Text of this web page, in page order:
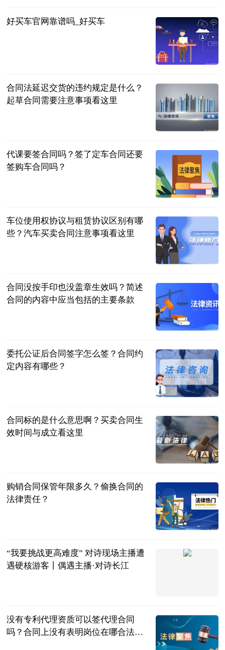
好买车官网靠谱吗_好买车
合同法延迟交货的违约规定是什么？
起草合同需要注意事项看这里
代课要签合同吗？签了定车合同还要
签购车合同吗？
车位使用权协议与租赁协议区别有哪
些？汽车买卖合同注意事项看这里
合同没按手印也没盖章生效吗？简述
合同的内容中应当包括的主要条款
委托公证后合同签字怎么签？合同约
定内容有哪些？
合同标的是什么意思啊？买卖合同生
效时间与成立看这里
购销合同保管年限多久？偷换合同的
法律责任？
“我要挑战更高难度” 对诗现场主播遭
遇硬核游客丨偶遇主播·对诗长江
没有专利代理资质可以签代理合同
吗？合同上没有表明岗位在哪合法